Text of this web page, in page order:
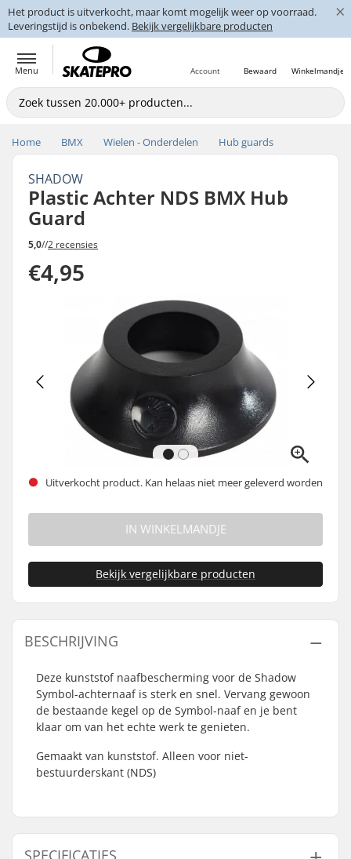
Het product is uitverkocht, maar komt mogelijk weer op voorraad.
Leveringstijd is onbekend. Bekijk vergelijkbare producten
×
Menu Winkelmandje
Bewaard
Account
Home BMX Wielen - Onderdelen Hub guards
SHADOW
Plastic Achter NDS BMX Hub
Guard
5,0//2 recensies
€4,95
Uitverkocht product. Kan helaas niet meer geleverd worden
IN WINKELMANDJE
Bekijk vergelijkbare producten
BESCHRIJVING
Deze kunststof naafbescherming voor de Shadow
Symbol-achternaaf is sterk en snel. Vervang gewoon
de bestaande kegel op de Symbol-naaf en je bent
klaar om van het echte werk te genieten.
Gemaakt van kunststof. Alleen voor niet-
bestuurderskant (NDS)
SPECIFICATIES